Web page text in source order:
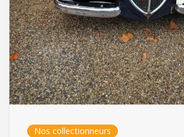
Nos collectionneurs